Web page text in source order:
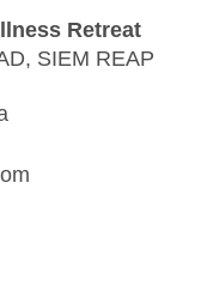
Retreat
SIEM REAP